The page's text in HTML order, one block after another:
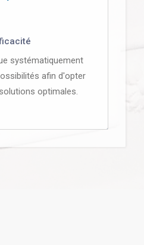
systématiquement
afin d'opter
optimales.